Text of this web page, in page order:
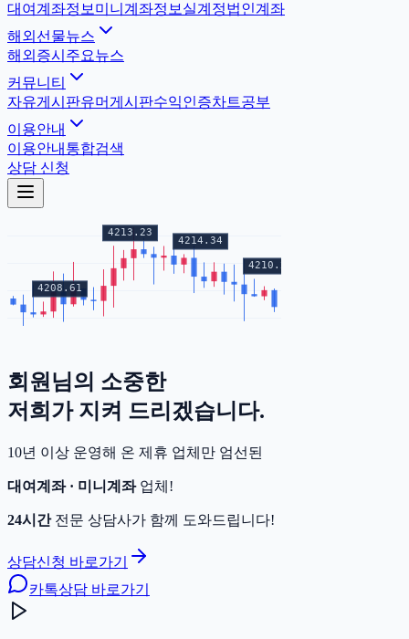
대여계좌정보 미니계좌정보 실계정법인계좌
해외선물뉴스
해외증시 주요뉴스
커뮤니티
자유게시판유머게시판수익인증차트공부
이용안내
이용안내 통합검색
상담 신청
회원님의 소중한
저희가 지켜 드리겠습니다.
10년 이상 운영해 온 제휴 업체만 엄선된
대여계좌 · 미니계좌업체!
24시간전문 상담사가 함께 도와드립니다!
상담신청 바로가기
카톡상담 바로가기